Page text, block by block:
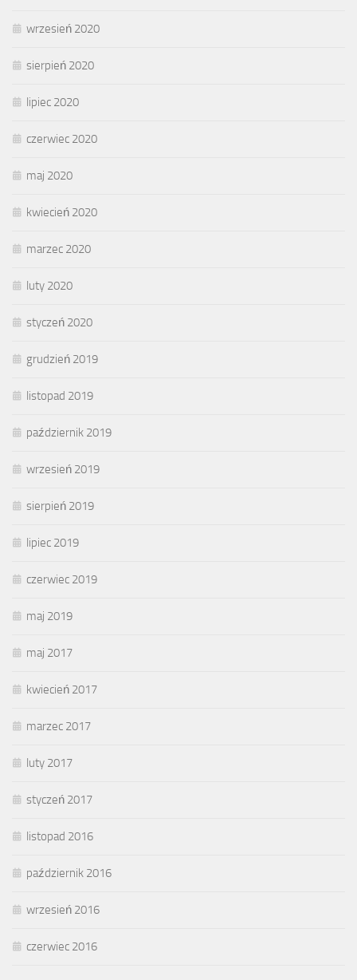
wrzesień 2020
sierpień 2020
lipiec 2020
czerwiec 2020
maj 2020
kwiecień 2020
marzec 2020
luty 2020
styczeń 2020
grudzień 2019
listopad 2019
październik 2019
wrzesień 2019
sierpień 2019
lipiec 2019
czerwiec 2019
maj 2019
maj 2017
kwiecień 2017
marzec 2017
luty 2017
styczeń 2017
listopad 2016
październik 2016
wrzesień 2016
czerwiec 2016